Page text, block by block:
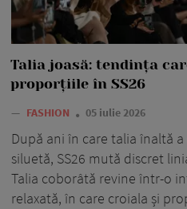
Talia joasă: tendința
proporțiile în SS26
— FASHION 05 iulie 2026
După ani în care talia înaltă
siluetă, SS26 mută discret
Talia coborâtă revine într-o
relaxată, în care croiala și